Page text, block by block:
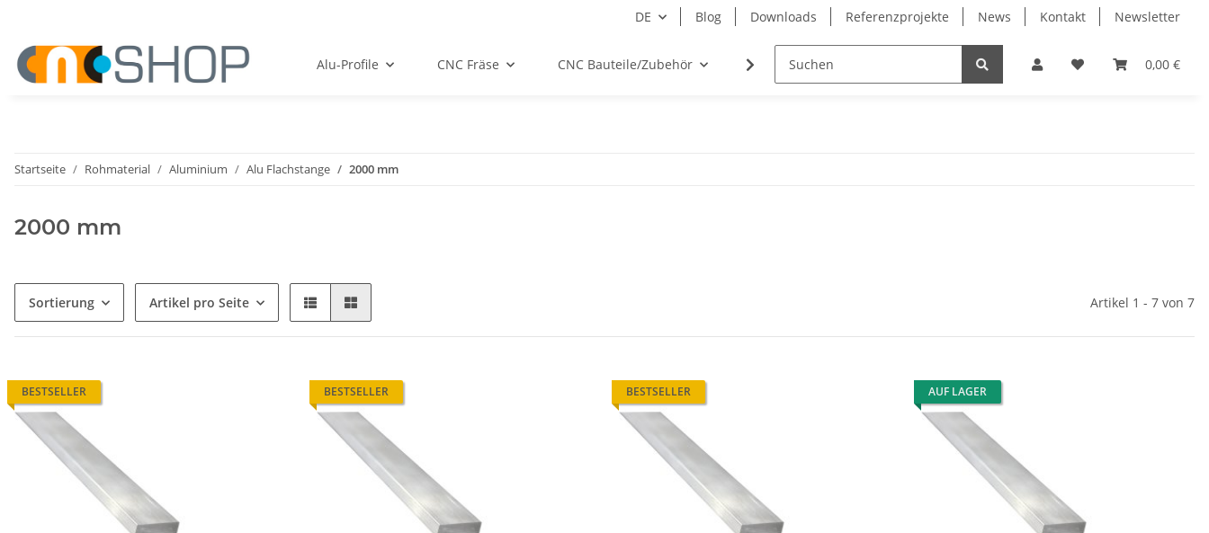
DE Blog Downloads Referenzprojekte News Kontakt Newsletter
0,00 €
Alu-Profile CNC Fräse CNC Bauteile/Zubehör Elektro Lagertechnik Lineartechnik
Startseite Rohmaterial Aluminium Alu Flachstange 2000 mm
2000 mm
Sortierung Artikel pro Seite Artikel 1 - 7 von 7
BESTSELLER BESTSELLER BESTSELLER AUF LAGER